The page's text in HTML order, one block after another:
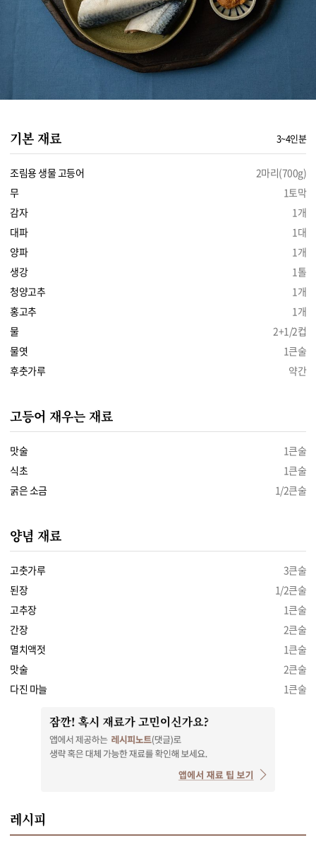
기본 재료 3~4인분
조림용 생물 고등어
2마리(700g)
무
1토막
감자
1개
대파
1대
양파
1개
생강
1톨
청양고추
1개
홍고추
1개
물
2+1/2컵
물엿
1큰술
후춧가루
약간
고등어 재우는 재료
맛술
1큰술
식초
1큰술
굵은 소금
1/2큰술
양념 재료
고춧가루
3큰술
된장
1/2큰술
고추장
1큰술
간장
2큰술
멸치액젓
1큰술
맛술
2큰술
다진 마늘
1큰술
레시피